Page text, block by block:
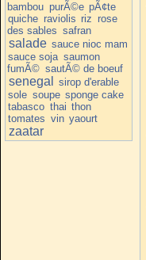
bambou purÃ©e pÃ¢te
quiche raviolis riz rose
des sables safran
salade sauce nioc mam
sauce soja saumon
fumÃ© sautÃ© de boeuf
senegal
sirop d'erable
sole soupe sponge cake
tabasco thai thon
tomates vin yaourt
zaatar